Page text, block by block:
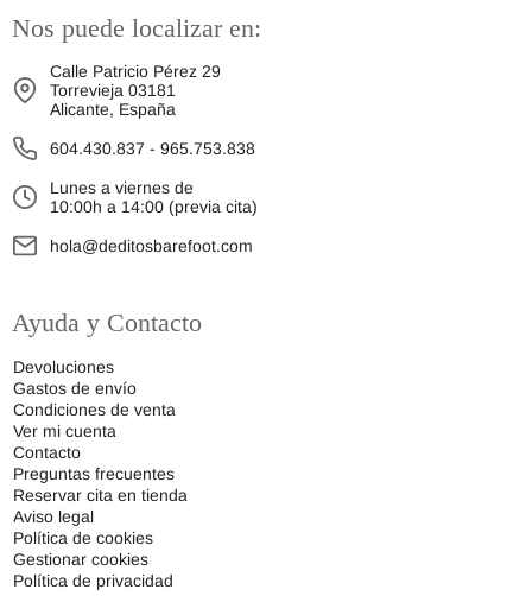
Nos puede localizar en:
Calle Patricio Pérez 29
Torrevieja 03181
Alicante, España
604.430.837 - 965.753.838
Lunes a viernes de
10:00h a 14:00 (previa cita)
hola@deditosbarefoot.com
Ayuda y Contacto
Devoluciones
Gastos de envío
Condiciones de venta
Ver mi cuenta
Contacto
Preguntas frecuentes
Reservar cita en tienda
Aviso legal
Política de cookies
Gestionar cookies
Política de privacidad